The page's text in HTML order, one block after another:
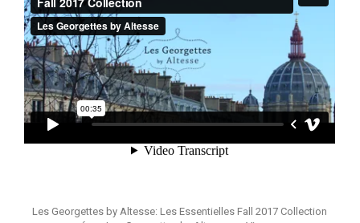
Les Georgettes by Altesse: Les Essentielles Fall 2017 Collection